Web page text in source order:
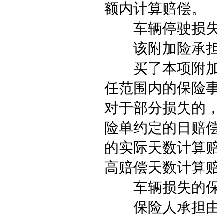
额内计算赔偿。
车辆停驶损失
该附加险承担
买了本项附加
任范围内的保险
对于部分损失的
险单约定的日赔
的实际天数计算
高赔偿天数计算
车辆损失的
保险人承担由